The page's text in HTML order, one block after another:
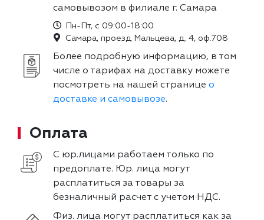
самовывозом в филиале г. Самара
Пн-Пт, с 09:00-18:00
Самара, проезд Мальцева, д. 4, оф.708
Более подробную информацию, в том
числе о тарифах на доставку можете
посмотреть на нашей странице о
доставке и самовывозе.
Оплата
С юр.лицами работаем только по
предоплате. Юр. лица могут
расплатиться за товары за
безналичный расчет с учетом НДС.
Физ. лица могут расплатиться как за